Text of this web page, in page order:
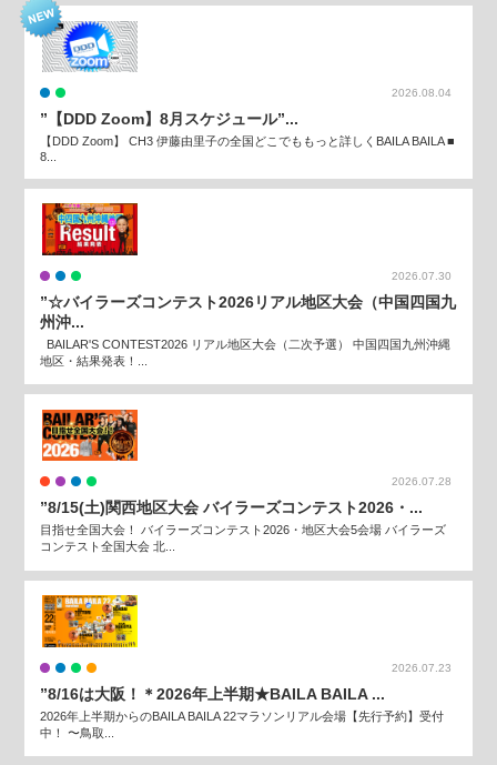
2026.08.04
”【DDD Zoom】8月スケジュール”...
【DDD Zoom】 CH3 伊藤由里子の全国どこでももっと詳しくBAILA BAILA ■
8...
2026.07.30
”☆バイラーズコンテスト2026リアル地区大会（中国四国九
州沖...
BAILAR'S CONTEST2026 リアル地区大会（二次予選） 中国四国九州沖縄
地区・結果発表！...
2026.07.28
”8/15(土)関西地区大会 バイラーズコンテスト2026・...
目指せ全国大会！ バイラーズコンテスト2026・地区大会5会場 バイラーズ
コンテスト全国大会 北...
2026.07.23
”8/16は大阪！＊2026年上半期★BAILA BAILA ...
2026年上半期からのBAILA BAILA 22マラソンリアル会場【先行予約】受付
中！ 〜鳥取...